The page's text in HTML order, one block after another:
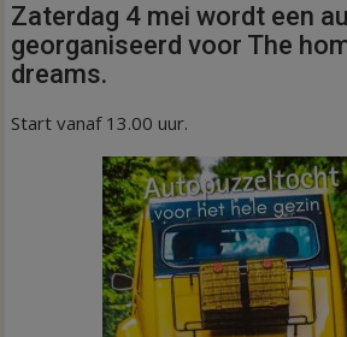
Zaterdag 4 mei wordt een
georganiseerd voor The
dreams.
Start vanaf 13.00 uur.